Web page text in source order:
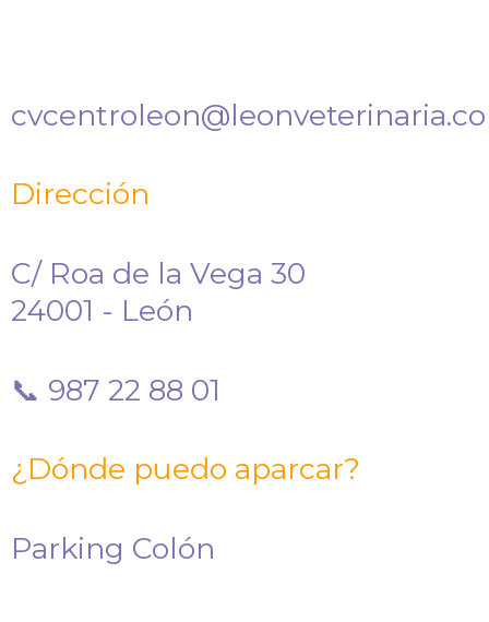
Dirección
C/ Roa de la Vega 30
24001 - León
📞 987 22 88 01
¿Dónde puedo aparcar?
Parking Colón